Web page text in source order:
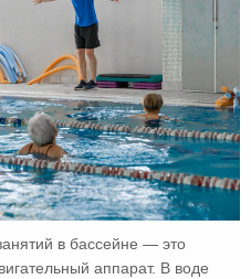
в бассейне — это
аппарат. В воде